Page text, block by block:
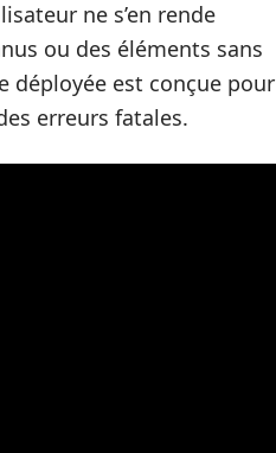
ne s’en rende
ou des éléments sans
déployée est conçue pour
erreurs fatales.